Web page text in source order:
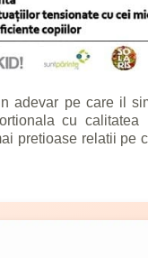
adevar pe care il
cu
pretioase relatii pe